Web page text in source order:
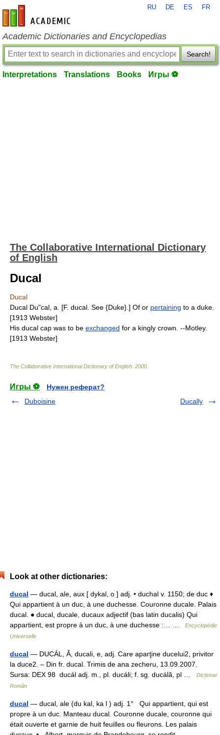
en-academic.com
RU DE ES FR
Academic Dictionaries and Encyclopedias
Search!
Interpretations Translations Books Игры ⚽
The Collaborative International Dictionary
of English
Ducal
Ducal
Ducal Du"cal, a. [F. ducal. See {Duke}.] Of or pertaining to a duke.
[1913 Webster]
His ducal cap was to be exchanged for a kingly crown. --Motley.
[1913 Webster]
The Collaborative International Dictionary of English 2000
Игры ⚽
Нужен реферат?
Duboisine
Ducally
Look at other dictionaries:
ducal — ducal, ale, aux [ dykal, o ] adj. • duchal v. 1150; de duc ♦
Qui appartient à un duc, à une duchesse. Couronne ducale. Palais
ducal. ● ducal, ducale, ducaux adjectif (bas latin ducalis) Qui
appartient, est propre à un duc, à une duchesse :… …
Encyclopédie
Universelle
ducal — DUCÁL, Ă, ducali, e, adj. Care aparţine ducelui2, privitor
la duce2. – Din fr. ducal. Trimis de ana zecheru, 13.09.2007.
Sursa: DEX 98 ducál adj. m., pl. ducáli; f. sg. ducálă, pl …
Dicționar
Român
ducal — ducal, ale (du kal, ka l ) adj. 1° Qui appartient, qui est
propre à un duc. Manteau ducal. Couronne ducale, couronne qui
était ouverte et garnie de huit feuilles ou fleurons. Les palais